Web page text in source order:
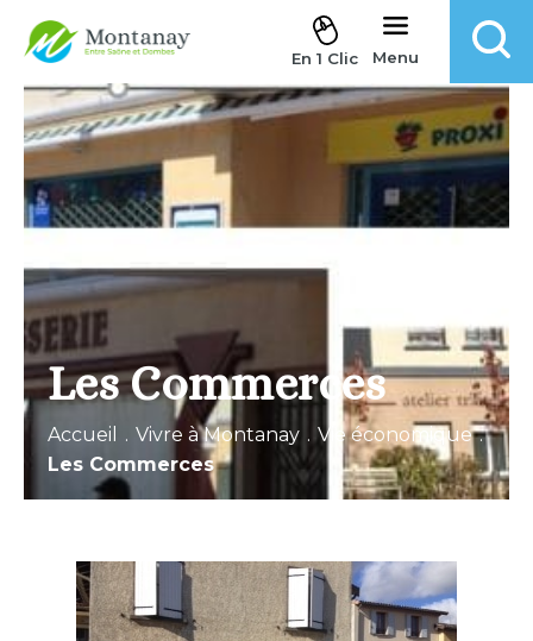
Aller au contenu
En 1 Clic Menu
Les Commerces
Accueil . Vivre à Montanay . Vie économique .
Les Commerces